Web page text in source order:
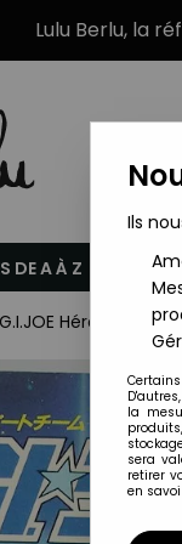
Lulu Berlu, la
DE A À Z
G.I.JOE Héros Sans
Ils
la
sera
retirer
en